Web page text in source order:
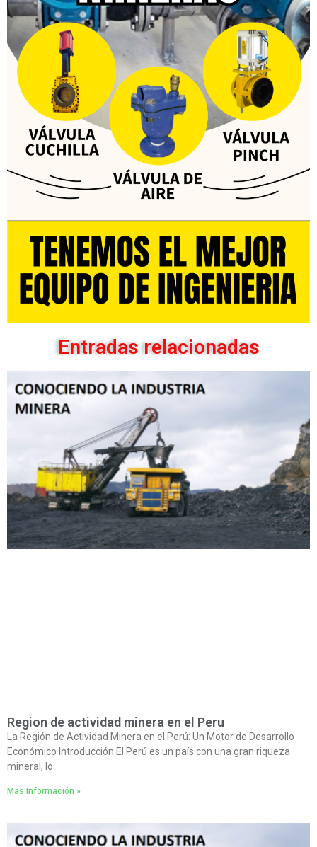
Entradas relacionadas
Region de actividad minera en el Peru
La Región de Actividad Minera en el Perú: Un Motor de Desarrollo
Económico Introducción El Perú es un país con una gran riqueza
mineral, lo
Mas Información »